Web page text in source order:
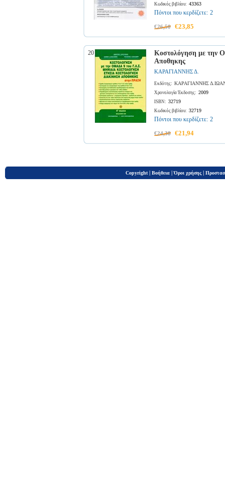
Κωδικός βιβλίου: 43363
Πόντοι που κερδίζετε: 2
€26,50 €23,85
20
Κοστολόγηση με την
Αποθηκης
ΚΑΡΑΓΙΑΝΝΗΣ Δ.
Εκδότης: ΚΑΡΑΓΙΑΝΝΗΣ
Χρονολογία Έκδοσης: 2009
ISBN: 32719
Κωδικός βιβλίου: 32719
Πόντοι που κερδίζετε: 2
€24,38 €21,94
Copyright | Βοήθεια |Όροι χρήσης |